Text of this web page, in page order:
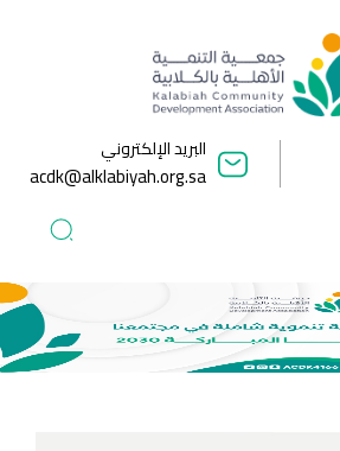
البريد الإلكتروني
acdk@alklabiyah.org.sa